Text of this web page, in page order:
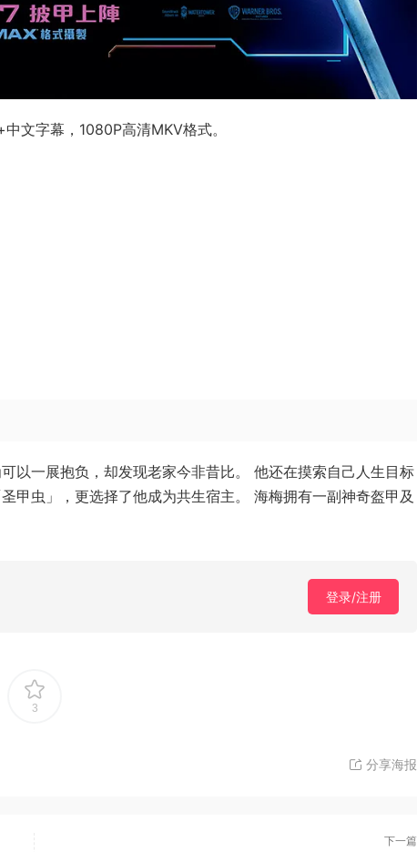
文字幕，1080P高清MKV格式。
以一展抱负，却发现老家今非昔比。 他还在摸索自己人生目标
甲虫」，更选择了他成为共生宿主。 海梅拥有一副神奇盔甲及
登录/注册
3
分享海报
下一篇